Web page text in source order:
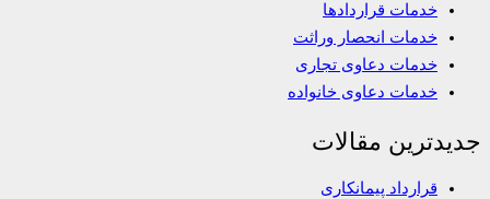
خدمات قراردادها
خدمات انحصار وراثت
خدمات دعاوی تجاری
خدمات دعاوی خانواده
جدیدترین مقالات
قرارداد پیمانکاری